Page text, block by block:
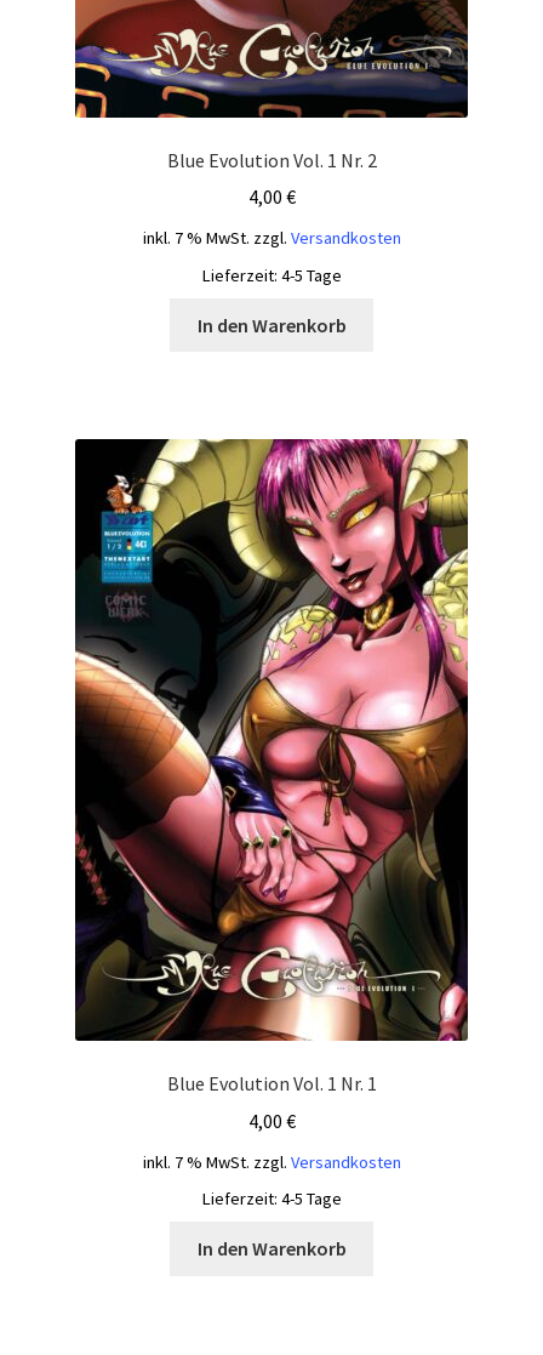
Blue Evolution Vol. 1 Nr. 2
4,00 €
inkl. 7 % MwSt. zzgl. Versandkosten
Lieferzeit: 4-5 Tage
In den Warenkorb
Blue Evolution Vol. 1 Nr. 1
4,00 €
inkl. 7 % MwSt. zzgl. Versandkosten
Lieferzeit: 4-5 Tage
In den Warenkorb